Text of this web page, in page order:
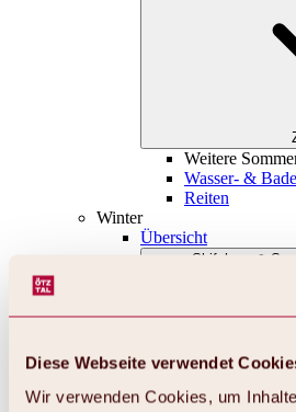
Diese Webseite verwendet
Wir verwenden Cookies, um
Weitere
Wasser- &
Reiten
Winter
Übersicht
Skifahren &